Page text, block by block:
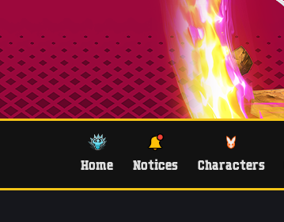
Home Notices Characters